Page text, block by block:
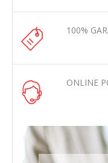
100%
ONLINE